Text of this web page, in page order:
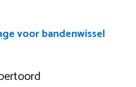
voor bandenwissel